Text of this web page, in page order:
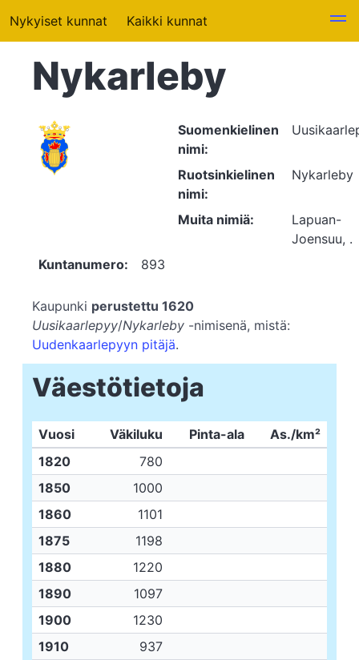
Nykyiset kunnat Kaikki kunnat
Nykarleby
Suomenkielinen
nimi:
Ruotsinkielinen
nimi:
Nykarleby
Muita nimiä:
Lapuan-
Joensuu, .
Kuntanumero:
893
Kaupunki perustettu 1620
Uusikaarlepyy/Nykarleby -nimisenä, mistä:
Uudenkaarlepyyn pitäjä.
Väestötietoja
Vuosi Väkiluku Pinta-ala
As./km²
1820
780
1850
1000
1860
1101
1875
1198
1880
1220
1890
1097
1900
1230
1910
937